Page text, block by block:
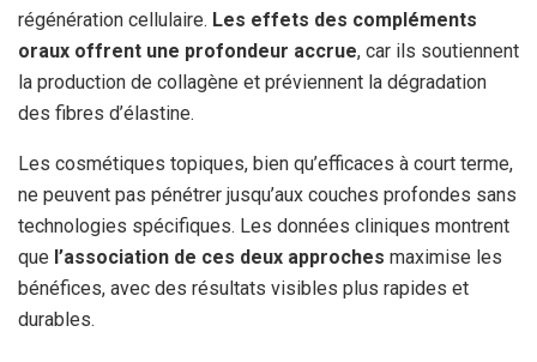
régénération cellulaire. Les effets des compléments
oraux offrent une profondeur accrue, car ils soutiennent
la production de collagène et préviennent la dégradation
des fibres d’élastine.
Les cosmétiques topiques, bien qu’efficaces à court terme,
ne peuvent pas pénétrer jusqu’aux couches profondes sans
technologies spécifiques. Les données cliniques montrent
que l’association de ces deux approches maximise les
bénéfices, avec des résultats visibles plus rapides et
durables.